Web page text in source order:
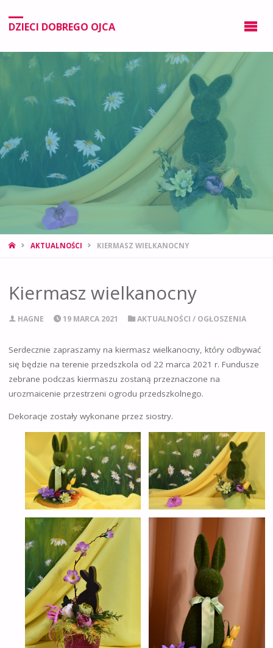
DZIECI DOBREGO OJCA
AKTUALNOŚCI KIERMASZ WIELKANOCNY
Kiermasz wielkanocny
HAGNE 19 MARCA 2021 AKTUALNOŚCI / OGŁOSZENIA
Serdecznie zapraszamy na kiermasz wielkanocny, który odbywać
się będzie na terenie przedszkola od 22 marca 2021 r. Fundusze
zebrane podczas kiermaszu zostaną przeznaczone na
urozmaicenie przestrzeni ogrodu przedszkolnego.
Dekoracje zostały wykonane przez siostry.